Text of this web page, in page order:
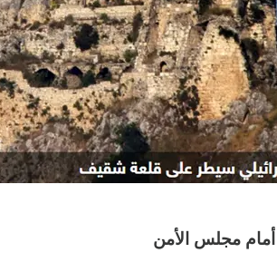
أمام مجلس الأمن